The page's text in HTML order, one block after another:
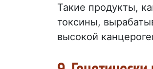
Такие продукты,
токсины,
высокой